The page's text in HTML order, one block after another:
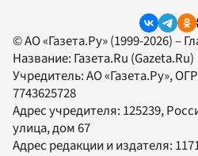
© АО «Газета.Ру» (1999-2026) –
Название: Газета.Ru (Gazeta.Ru)
Учредитель:АО «Газета.Ру»,
7743625728
Адрес учредителя: 125239,
улица, дом 67
Адрес редакции и издателя: